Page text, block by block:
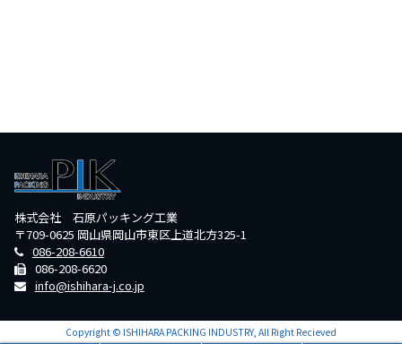
株式会社 石原パッキング工業
〒709-0625 岡山県岡山市東区上道北方325-1
086-208-6610
086-208-6620
info@ishihara-j.co.jp
Copyright © ISHIHARA PACKING INDUSTRY, All Right Recieved